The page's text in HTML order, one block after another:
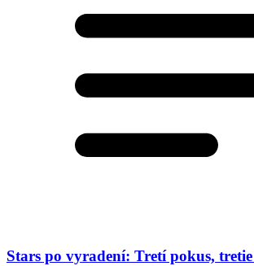
Stars po vyradení: Tretí pokus,